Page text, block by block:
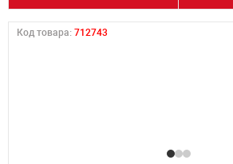
Код товара: 712743